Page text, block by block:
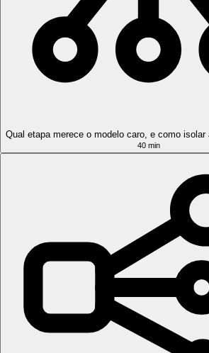
Qual etapa merece o modelo caro, e como isolar
40 min